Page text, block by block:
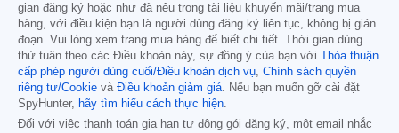
gian đăng ký hoặc như đã nêu trong tài liệu khuyến mãi/trang mua
hàng, với điều kiện bạn là người dùng đăng ký liên tục, không bị gián
đoạn. Vui lòng xem trang mua hàng để biết chi tiết. Thời gian dùng
thử tuân theo các Điều khoản này, sự đồng ý của bạn với
Thỏa thuận
cấp phép người dùng cuối/Điều khoản dịch vụ, Chính sách quyền
riêng tư/Cookie và Điều khoản giảm giá. Nếu bạn muốn gỡ cài đặt
SpyHunter, hãy tìm hiểu cách thực hiện.
Đối với việc thanh toán gia hạn tự động gói đăng ký, một email nhắc